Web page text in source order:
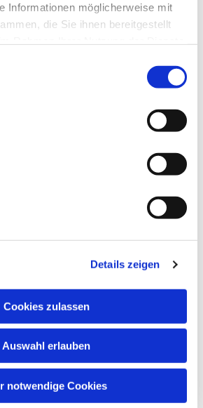
Informationen möglicherweise mit
die Sie ihnen bereitgestellt
Details zeigen
Cookies zulassen
Auswahl erlauben
notwendige Cookies